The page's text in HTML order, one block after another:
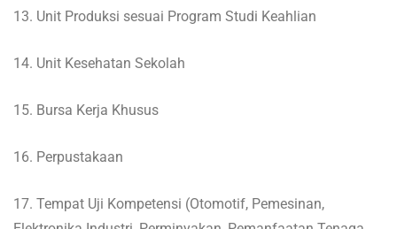
13. Unit Produksi sesuai Program Studi Keahlian
14. Unit Kesehatan Sekolah
15. Bursa Kerja Khusus
16. Perpustakaan
17. Tempat Uji Kompetensi (Otomotif, Pemesinan,